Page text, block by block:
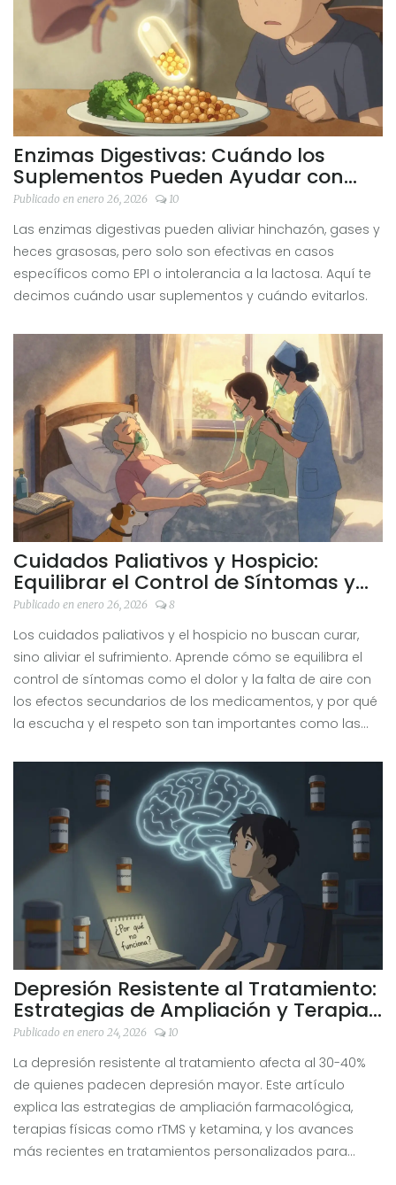
Enzimas Digestivas: Cuándo los
Suplementos Pueden Ayudar con
Síntomas Gastrointestinales
Publicado en enero 26, 2026 10
Las enzimas digestivas pueden aliviar hinchazón, gases y
heces grasosas, pero solo son efectivas en casos
específicos como EPI o intolerancia a la lactosa. Aquí te
decimos cuándo usar suplementos y cuándo evitarlos.
Cuidados Paliativos y Hospicio:
Equilibrar el Control de Síntomas y
los Efectos Secundarios
Publicado en enero 26, 2026 8
Los cuidados paliativos y el hospicio no buscan curar,
sino aliviar el sufrimiento. Aprende cómo se equilibra el
control de síntomas como el dolor y la falta de aire con
los efectos secundarios de los medicamentos, y por qué
la escucha y el respeto son tan importantes como las
Depresión Resistente al Tratamiento:
Estrategias de Ampliación y Terapias
Avanzadas
Publicado en enero 24, 2026 10
La depresión resistente al tratamiento afecta al 30-40%
de quienes padecen depresión mayor. Este artículo
explica las estrategias de ampliación farmacológica,
terapias físicas como rTMS y ketamina, y los avances
más recientes en tratamientos personalizados para